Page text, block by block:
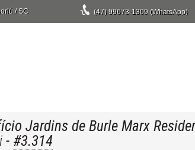
/SC (47) 99673-1309 (WhatsApp)
Jardins de Burle Marx
- #3.314